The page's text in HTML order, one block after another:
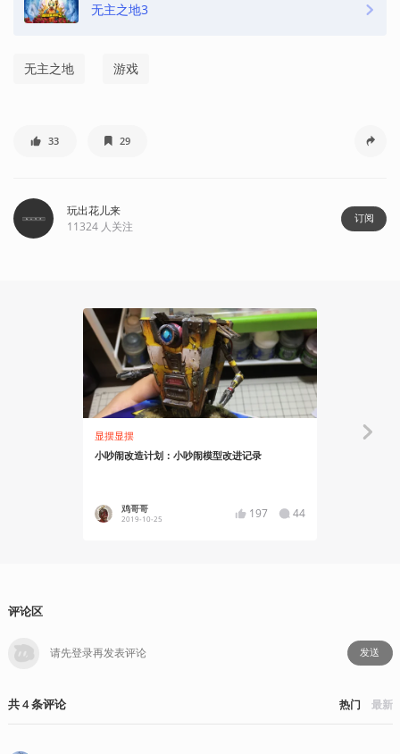
无主之地3
无主之地 游戏
33 29
玩出花儿来
11324 人关注
订阅
显摆显摆
小吵闹改造计划：小吵闹模型改进记录
鸡哥哥
2019-10-25 197 44
知识挖掘机
评论区
发送
共4条评论 热门 最新